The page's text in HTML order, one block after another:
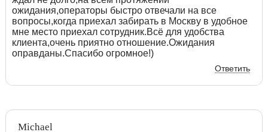
ожидания,операторы быстро отвечали на все
вопросы,когда приехал забирать в Москву в удобное
мне место приехал сотрудник.Всё для удобства
клиента,очень приятно отношение.Ожидания
оправданы.Спасибо огромное!)
Ответить
Michael